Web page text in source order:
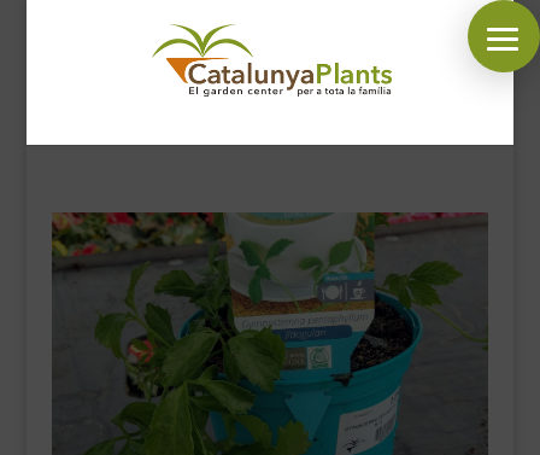
SÍGUENOS EN:
INICIO
PLANTAS
COMPLEMENTOS JARDÍN
HORARIO GARDEN